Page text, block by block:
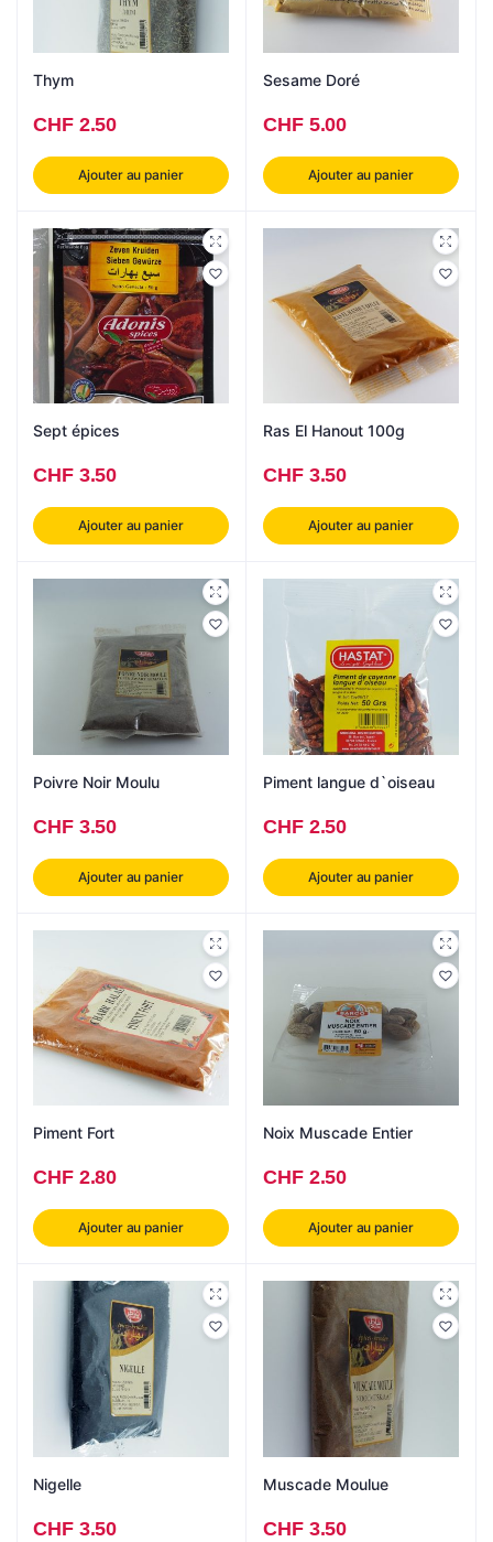
Thym
CHF2.50
Ajouter au panier
Sesame Doré
CHF5.00
Ajouter au panier
Sept épices
CHF3.50
Ajouter au panier
Ras El Hanout 100g
CHF3.50
Ajouter au panier
Poivre Noir Moulu
CHF3.50
Ajouter au panier
Piment langue d`oiseau
CHF2.50
Ajouter au panier
Piment Fort
CHF2.80
Ajouter au panier
Noix Muscade Entier
CHF2.50
Ajouter au panier
Nigelle
CHF3.50
Muscade Moulue
CHF3.50